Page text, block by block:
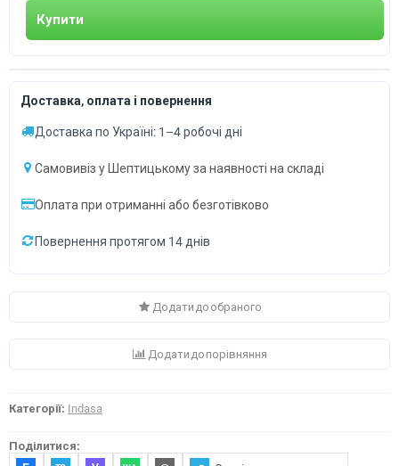
Купити
Доставка, оплата і повернення
Доставка по Україні: 1–4 робочі дні
Самовивіз у Шептицькому за наявності на складі
Оплата при отриманні або безготівково
Повернення протягом 14 днів
Додати до обраного
Додати до порівняння
Категорії: Indasa
Поділитися: